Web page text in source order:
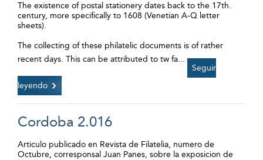
The existence of postal stationery dates back to the 17th.
century, more specifically to 1608 (Venetian A-Q letter
sheets).
The collecting of these philatelic documents is of rather
recent days. This can be attributed to tw fa...
Seguir
leyendo
Cordoba 2.016
Articulo publicado en Revista de Filatelia, numero de
Octubre, corresponsal Juan Panes, sobre la exposicion de